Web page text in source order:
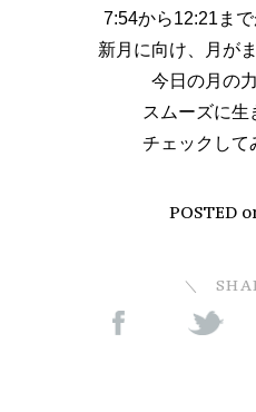
7:54から12:21まで
新月に向け、月が
今日の月の
スムーズに生
チェックして
POSTED